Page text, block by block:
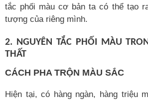
tắc phối màu cơ bản ta có thể tạo
tượng của riêng mình.
2. NGUYÊN TẮC PHỐI MÀU
THẤT
CÁCH PHA TRỘN MÀU SẮC
Hiện tại, có hàng ngàn, hàng triệu